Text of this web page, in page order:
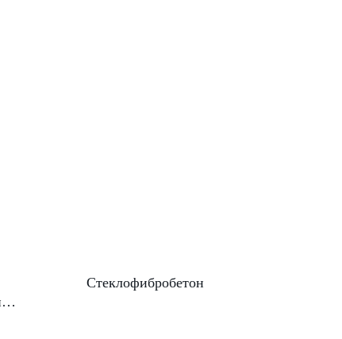
Стеклофибробетон